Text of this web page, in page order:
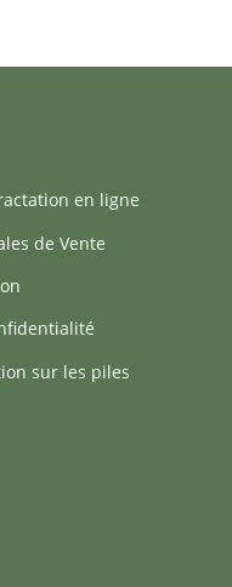
en ligne
de Vente
sur les piles